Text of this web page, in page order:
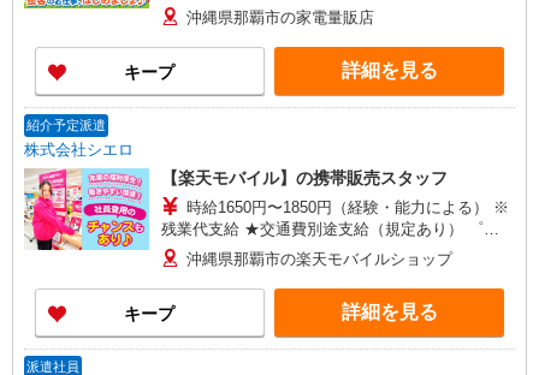
+゜・。○。・゜+゜・。○。・゜+゜ 入社祝い金10
万円支給(規定有) お友達を紹介頂くと, インセンテ
ィブ支給(規定有) ★月2回払い・週払い可能（規程
有）★ ゜・。○。・゜+゜・。○。・゜+゜
沖縄県那覇市の家電量販店
キープ 詳細を見る
紹介予定派遣
株式会社シエロ
【楽天モバイル】の携帯販売スタッフ
時給1650円〜1850円（経験・能力による） ※
残業代支給 ★交通費別途支給（規定あり） ゜
+゜・。○。・゜+゜・。○。・゜+゜ 入社祝い金10
万円支給(規定有) お友達を紹介頂くと, インセンテ
ィブ支給(規定有) ★月2回払い・週払い可能（規程
有）★ ゜・。○。・゜+゜・。○。・゜+゜
沖縄県那覇市の楽天モバイルショップ
キープ 詳細を見る
派遣社員